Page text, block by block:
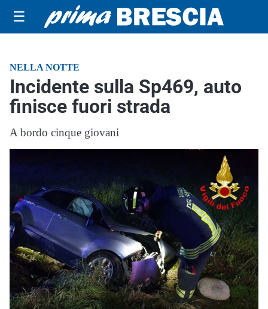
☰
NELLA NOTTE
Incidente sulla Sp469, auto
finisce fuori strada
A bordo cinque giovani